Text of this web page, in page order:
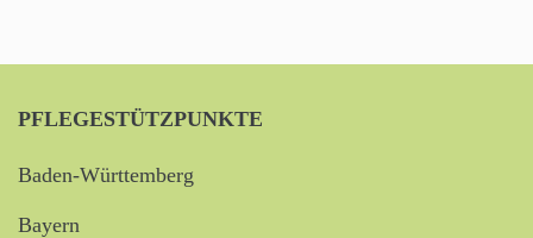
PFLEGESTÜTZPUNKTE
Baden-Württemberg
Bayern